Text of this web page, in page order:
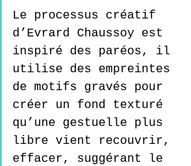
Le processus créatif
d’Evrard Chaussoy est
inspiré des paréos, il
utilise des empreintes
de motifs gravés pour
créer un fond texturé
qu’une gestuelle plus
libre vient recouvrir,
effacer, suggérant le